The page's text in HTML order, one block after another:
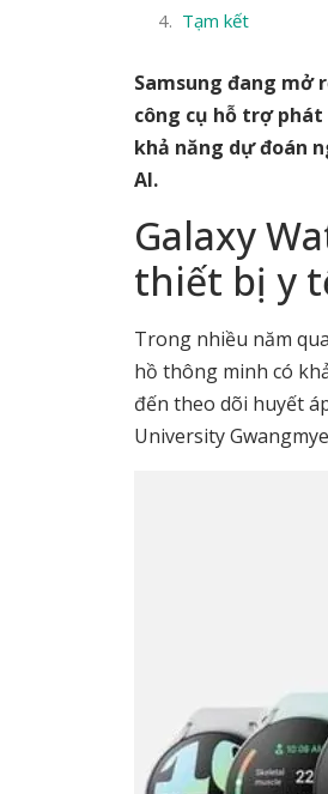
Tạm kết
Samsung đang
công cụ hỗ trợ phát
khả năng dự đoán
AI.
Galaxy
thiết bị y
Trong nhiều năm
hồ thông minh có
đến theo dõi huyết
University